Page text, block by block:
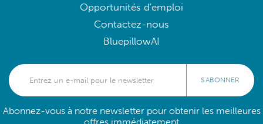
Opportunités d'emploi
Contactez-nous
BluepillowAI
S'ABONNER
Abonnez-vous à notre newsletter pour obtenir les meilleures
offres immédiatement